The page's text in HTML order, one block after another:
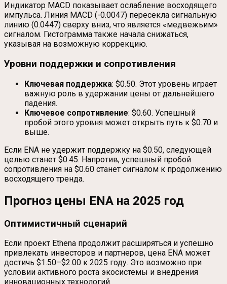
Индикатор MACD показывает ослабление восходящего
импульса. Линия MACD (-0.0047) пересекла сигнальную
линию (0.0447) сверху вниз, что является «медвежьим»
сигналом. Гистограмма также начала снижаться,
указывая на возможную коррекцию.
Уровни поддержки и сопротивления
Ключевая поддержка: $0.50. Этот уровень играет
важную роль в удержании цены от дальнейшего
падения.
Ключевое сопротивление: $0.60. Успешный
пробой этого уровня может открыть путь к $0.70 и
выше.
Если ENA не удержит поддержку на $0.50, следующей
целью станет $0.45. Напротив, успешный пробой
сопротивления на $0.60 станет сигналом к продолжению
восходящего тренда.
Прогноз цены ENA на 2025 год
Оптимистичный сценарий
Если проект Ethena продолжит расширяться и успешно
привлекать инвесторов и партнеров, цена ENA может
достичь $1.50–$2.00 к 2025 году. Это возможно при
условии активного роста экосистемы и внедрения
инновационных технологий.